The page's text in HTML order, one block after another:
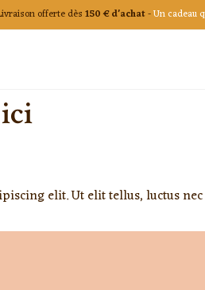
offerte dès150 € d'achat-Un cadeau
elit. Ut elit tellus, luctus